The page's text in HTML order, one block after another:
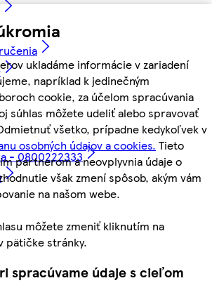
ukladáme informácie v zariadení
napríklad k jedinečným
cookie, za účelom spracúvania
súhlas môžete udeliť alebo spravovať
všetko, prípadne kedykoľvek v
osobných údajov a cookies. Tieto
partnerom a neovplyvnia údaje o
však zmení spôsob, akým vám
na našom webe.
môžete zmeniť kliknutím na
pätičke stránky.
spracúvame údaje s cieľom
- 0800222333